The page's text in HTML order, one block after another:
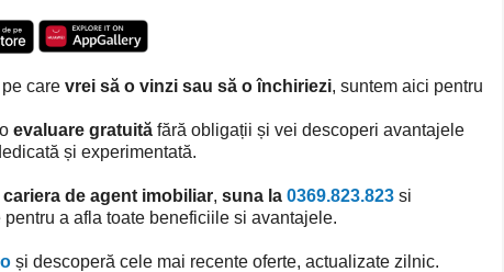
care vrei să o vinzi sau să o închiriezi, suntem aici pentru
evaluare gratuită fără obligații și vei descoperi avantajele
și experimentată.
cariera de agent imobiliar, suna la 0369.823.823 si
a afla toate beneficiile si avantajele.
și descoperă cele mai recente oferte, actualizate zilnic.